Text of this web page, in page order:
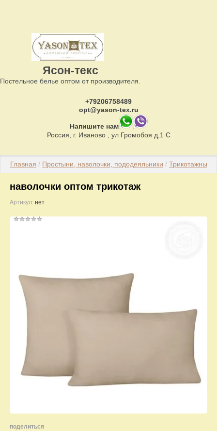
Ясон-текс
Постельное белье оптом от производителя.
+79206758489
opt@yason-tex.ru
Напишите нам
Россия, г. Иваново , ул Громобоя д,1 С
Главная / Простыни, наволочки, пододеяльники / Трикотажные
наволочки оптом трикотаж
Артикул: нет
поделиться